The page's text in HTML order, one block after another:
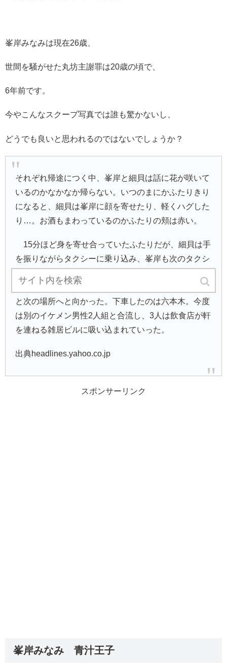
峯岸みなみは現在26歳、
世間を騒がせた丸坊主謝罪は20歳の頃で、
6年前です。
今やこんなスクープ写真では誰も驚かないし、
どうでも良いと思われるのではないでしょうか？
それぞれ帰途につく中、峯岸と細貝は話に花が咲いて
いるのかなかなか帰らない。いつのまにかふたりきり
になると、細貝は峯岸に顔を寄せたり、軽くハグした
り…。お酒もまわっているのかふたりの頬は赤い。
15分ほど身を寄せ合っていたふたりだが、細貝は手
を振りながらタクシーに乗り込み、峯岸も次のタクシ
るのかと思いきや、峯岸は車中で誰かに電話をかける
と次の場所へと向かった。下車したのは六本木。今度
は別のイケメン男性2人組と合流し、3人は飲食店が軒
を連ねる雑居ビルに吸い込まれていった。
出典headlines.yahoo.co.jp
スポンサーリンク
峯岸みなみ 青汁王子